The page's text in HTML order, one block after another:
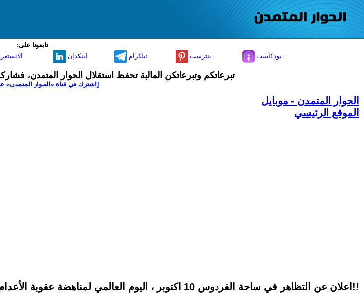
تابعونا على:
لينكدإن تيلكرام بنترست بودكاست
تبرعاتكم وتبرعاتكن المالية تحفظ استقلال الحوار المتمدن،
[اشترك في قناة ‫«الحوار المتمدن»
الحوار المتمدن - موبايل
الموقع الرئيسي
اعلان عن التظاهر في ساحة الفردوس 10 اكتوبر ، اليوم العالمي لمناهضة عقوبة الأعدام و يوم الدفاع عن شباب العزيزية!!